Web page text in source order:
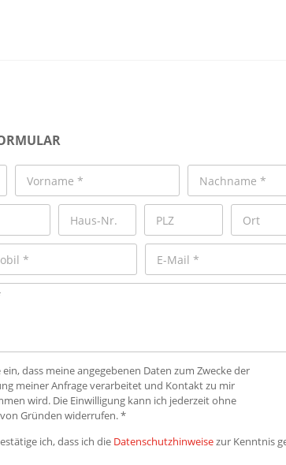
ein, dass meine angegebenen Daten zum Zwecke der
meiner Anfrage verarbeitet und Kontakt zu mir
wird. Die Einwilligung kann ich jederzeit ohne
Gründen widerrufen. *
ich, dass ich die Datenschutzhinweisezur Kenntnis